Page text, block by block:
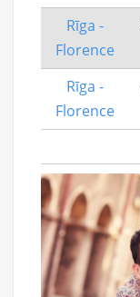
Rīga -
Florence
Rīga -
Florence